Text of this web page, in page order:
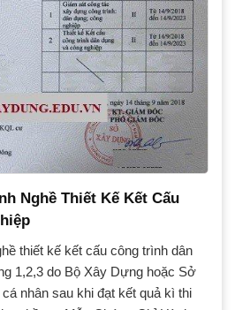
Nghề Thiết Kế Kết Cấu
thiết kế kết cấu công trình dân
1,2,3 do Bộ Xây Dựng hoặc Sở
nhân sau khi đạt kết quả kì thi